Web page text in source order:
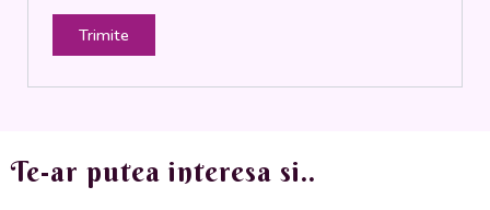
Te-ar putea interesa si..